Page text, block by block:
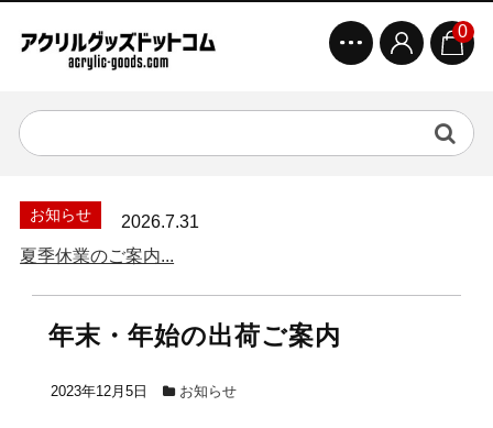
0
お知らせ
2026.7.31
夏季休業のご案内...
年末・年始の出荷ご案内
2023年12月5日 お知らせ